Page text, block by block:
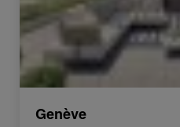
Genève